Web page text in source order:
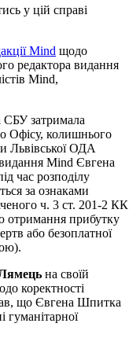
у цій справі
Mind щодо
редактора видання
Mind,
СБУ затримала
Офісу, колишнього
Львівської ОДА
Mind Євгена
час розподілу
за ознаками
ч. 3 ст. 201-2 КК
отримання прибутку
або безоплатної
на своїй
коректності
що Євгена Шпитка
гуманітарної